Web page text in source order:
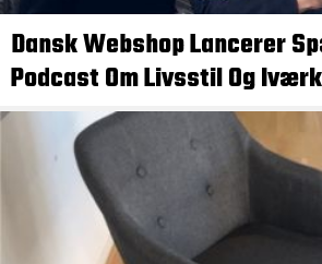
Dansk Webshop Lancerer
Podcast Om Livsstil Og